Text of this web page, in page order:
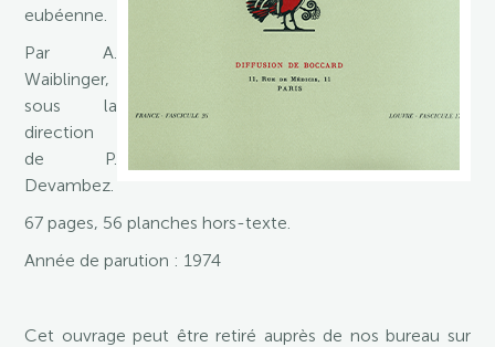
eubéenne.
Par A.
Waiblinger,
sous la
direction
de P.
Devambez.
67 pages, 56 planches hors-texte.
Année de parution : 1974
Cet ouvrage peut être retiré auprès de nos bureau sur